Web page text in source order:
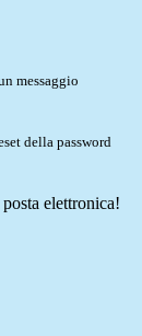
messaggio
della password
elettronica!